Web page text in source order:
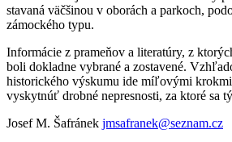
stavaná väčšinou v oborách a parkoch,
zámockého typu.
Informácie z prameňov a literatúry, z
boli dokladne vybrané a zostavené.
historického výskumu ide míľovými
vyskytnúť drobné nepresnosti, za ktoré sa
Josef M. Šafránek jmsafranek@seznam.cz